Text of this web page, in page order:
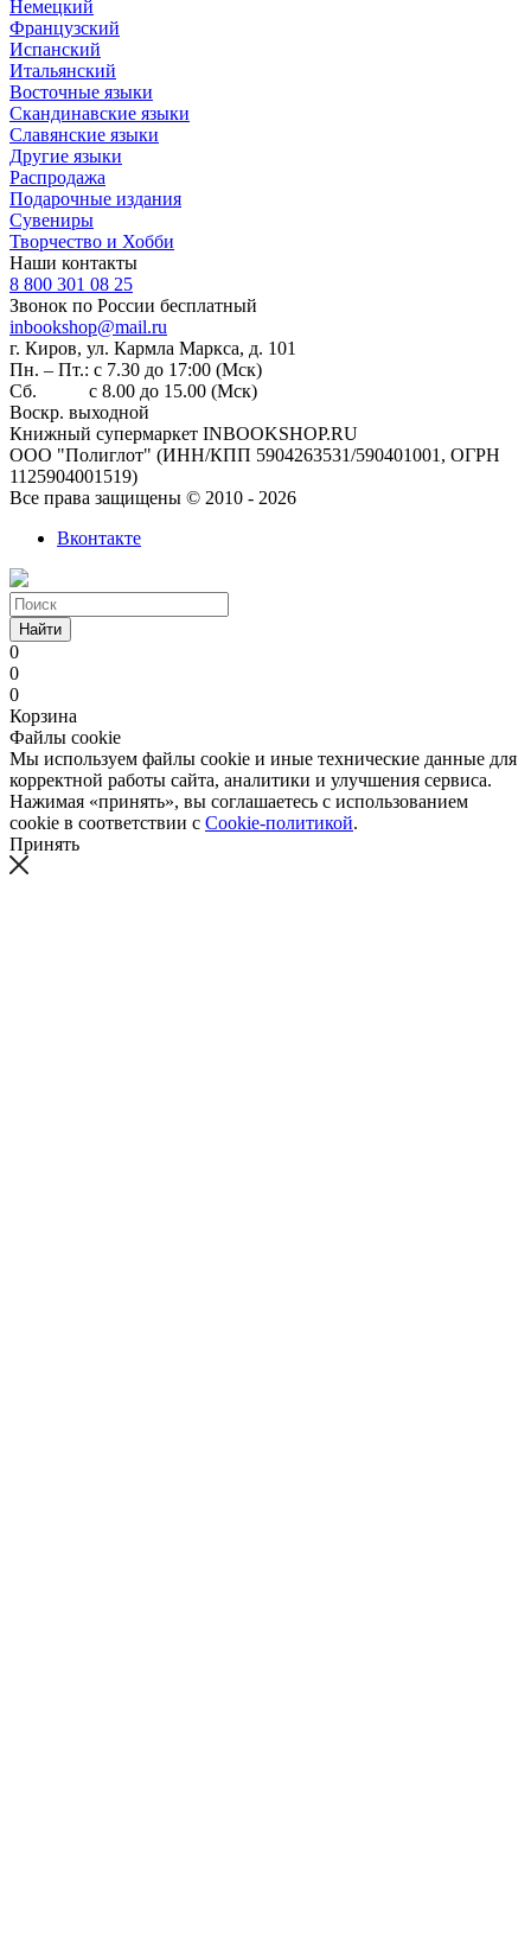
Немецкий
Французский
Испанский
Итальянский
Восточные языки
Скандинавские языки
Славянские языки
Другие языки
Распродажа
Подарочные издания
Сувениры
Творчество и Хобби
Наши контакты
8 800 301 08 25
Звонок по России бесплатный
inbookshop@mail.ru
г. Киров, ул. Кармла Маркса, д. 101
Пн. – Пт.: с 7.30 до 17:00 (Мск)
Сб. с 8.00 до 15.00 (Мск)
Воскр. выходной
Книжный супермаркет INBOOKSHOP.RU
ООО "Полиглот" (ИНН/КПП 5904263531/590401001, ОГРН
1125904001519)
Все права защищены © 2010 - 2026
Вконтакте
Найти
0
0
0
Корзина
Файлы cookie
Мы используем файлы cookie и иные технические данные для
корректной работы сайта, аналитики и улучшения сервиса.
Нажимая «принять», вы соглашаетесь с использованием
cookie в соответствии с Cookie-политикой.
Принять